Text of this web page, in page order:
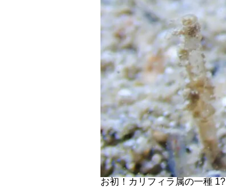
お初！カリフィラ属の一種 1?